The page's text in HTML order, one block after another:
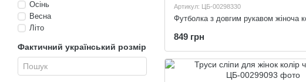
Артикул: ЦБ-00298330
849 грн
Осінь
Весна
Літо
Фактичний український розмір